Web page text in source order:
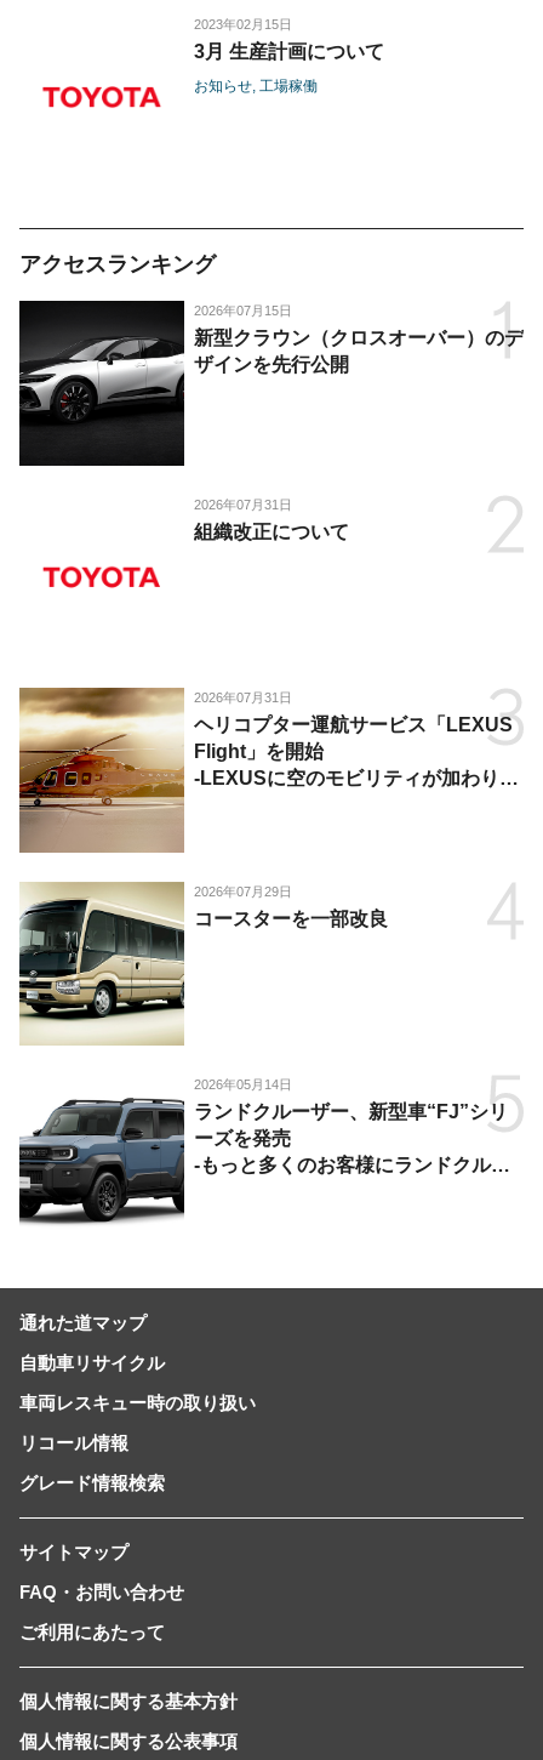
2023年02月15日
3月 生産計画について
お知らせ 工場稼働
アクセスランキング
2026年07月15日
新型クラウン（クロスオーバー）のデ
ザインを先行公開
2026年07月31日
組織改正について
2026年07月31日
ヘリコプター運航サービス「LEXUS
Flight」を開始
-LEXUSに空のモビリティが加わり、
2026年07月29日
コースターを一部改良
2026年05月14日
ランドクルーザー、新型車“FJ”シリ
ーズを発売
-もっと多くのお客様にランドクルー
通れた道マップ
自動車リサイクル
車両レスキュー時の取り扱い
リコール情報
グレード情報検索
サイトマップ
FAQ・お問い合わせ
ご利用にあたって
個人情報に関する基本方針
個人情報に関する公表事項